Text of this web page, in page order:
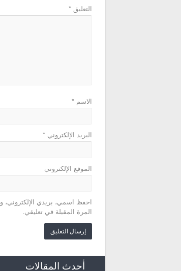
التعليق*
الاسم*
البريد الإلكتروني*
الموقع الإلكتروني
احفظ اسمي، بريدي الإلكتروني،
المرة المقبلة في تعليقي.
أحدث المقالات